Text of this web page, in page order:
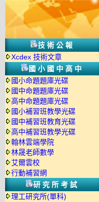
技術公報
Xcdex 技術文章
國小國中高中
國小命題題庫光碟
國中命題題庫光碟
高中命題題庫光碟
國小補習班教學光碟
國中補習班教育光碟
高中補習班教學光碟
翰林雲端學院
林晟老師數學
艾爾雲校
行動補習網
研究所考試
理工研究所(單科)